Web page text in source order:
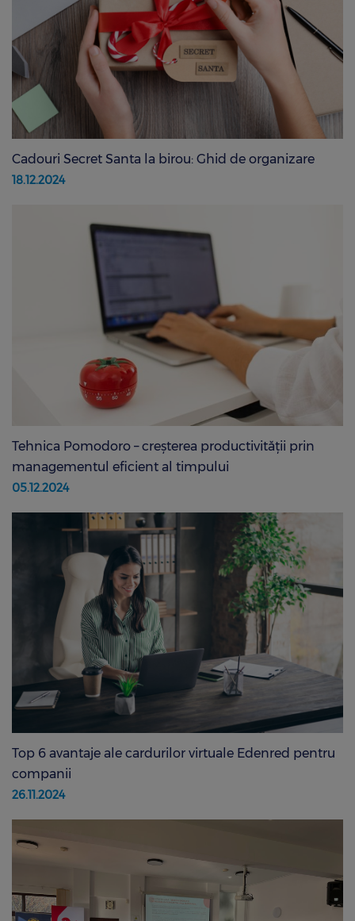
Cadouri Secret Santa la birou: Ghid de organizare
18.12.2024
Tehnica Pomodoro – creșterea productivității prin
managementul eficient al timpului
05.12.2024
Top 6 avantaje ale cardurilor virtuale Edenred pentru
companii
26.11.2024